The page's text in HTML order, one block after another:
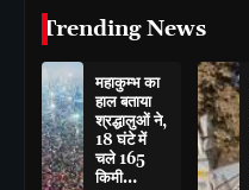
Trending News
महाकुम्भ का
हाल बताया
श्रद्धालुओं ने,
18 घंटे में
चले 165
किमी…